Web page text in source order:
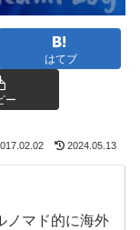
はてブ
ー
2024.05.13
ノマド的に海外